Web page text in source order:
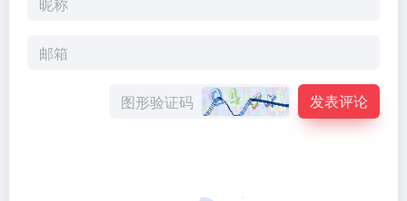
发表评论